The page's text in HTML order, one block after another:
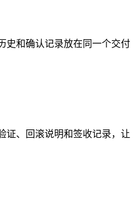
史和确认记录放在同一个交付
证、回滚说明和签收记录，让